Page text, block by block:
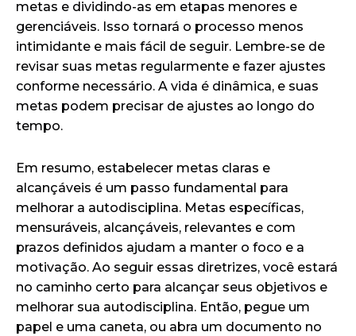
metas e dividindo-as em etapas menores e
gerenciáveis. Isso tornará o processo menos
intimidante e mais fácil de seguir. Lembre-se de
revisar suas metas regularmente e fazer ajustes
conforme necessário. A vida é dinâmica, e suas
metas podem precisar de ajustes ao longo do
tempo.
Em resumo, estabelecer metas claras e
alcançáveis é um passo fundamental para
melhorar a autodisciplina. Metas específicas,
mensuráveis, alcançáveis, relevantes e com
prazos definidos ajudam a manter o foco e a
motivação. Ao seguir essas diretrizes, você estará
no caminho certo para alcançar seus objetivos e
melhorar sua autodisciplina. Então, pegue um
papel e uma caneta, ou abra um documento no